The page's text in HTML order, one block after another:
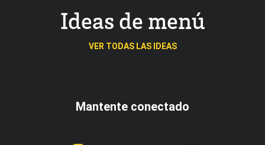
Ideas de menú
VER TODAS LAS IDEAS
Mantente conectado